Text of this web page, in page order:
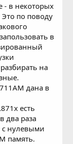
- в некоторых
Это по поводу
в
на
дана в
есть
два раза
с нулевыми
память.